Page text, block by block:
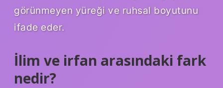
görünmeyen yüreği ve ruhsal boyutunu
ifade eder.
İlim ve irfan arasındaki fark
nedir?